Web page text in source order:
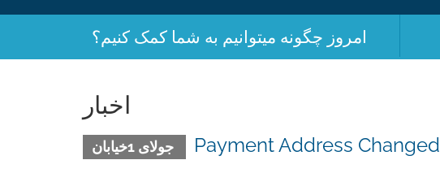
امروز چگونه میتوانیم به شما کمک کنیم؟
اخبار
جولای 1خیابان Payment Address Changed